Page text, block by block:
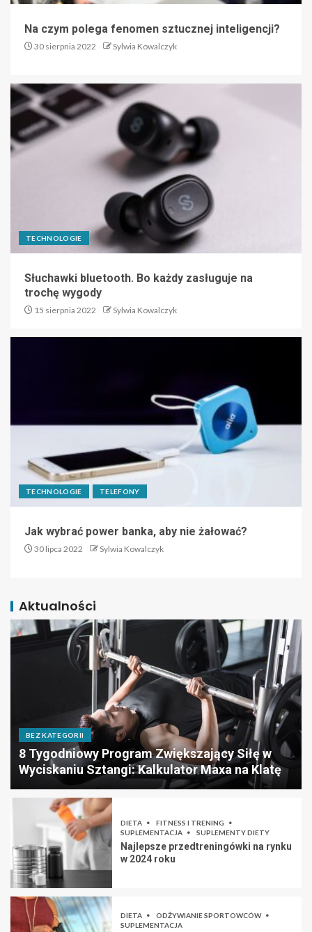
Na czym polega fenomen sztucznej inteligencji?
30 sierpnia 2022 Sylwia Kowalczyk
TECHNOLOGIE
Słuchawki bluetooth. Bo każdy zasługuje na
trochę wygody
15 sierpnia 2022 Sylwia Kowalczyk
TECHNOLOGIE TELEFONY
Jak wybrać power banka, aby nie żałować?
30 lipca 2022 Sylwia Kowalczyk
Aktualności
BEZ KATEGORII
8 Tygodniowy Program Zwiększający Siłę w
Wyciskaniu Sztangi: Kalkulator Maxa na Klatę
DIETA
FITNESS I TRENING
SUPLEMENTACJA
SUPLEMENTY DIETY
Najlepsze przedtreningówki na rynku
w 2024 roku
DIETA
ODŻYWIANIE SPORTOWCÓW
SUPLEMENTACJA